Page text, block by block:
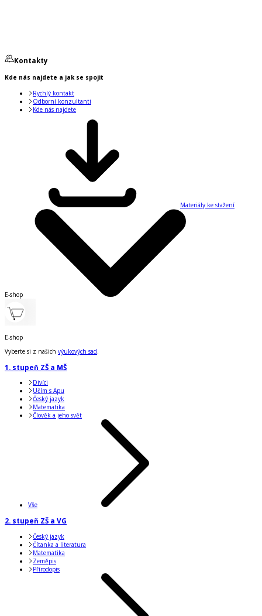
Kontakty
Kde nás najdete a jak se spojit
Rychlý kontakt
Odborní konzultanti
Kde nás najdete
Materiály ke stažení
E-shop
E-shop
Vyberte si z našich výukových sad.
1. stupeň ZŠ a MŠ
Divíci
Učím s Apu
Český jazyk
Matematika
Člověk a jeho svět
Vše
2. stupeň ZŠ a VG
Český jazyk
Čítanka a literatura
Matematika
Zeměpis
Přírodopis